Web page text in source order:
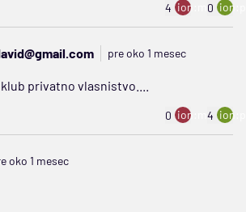
4 ion:minus
0
pre oko 1 mesec
privatno vlasnistvo....
0 ion:minus
4
oko 1 mesec